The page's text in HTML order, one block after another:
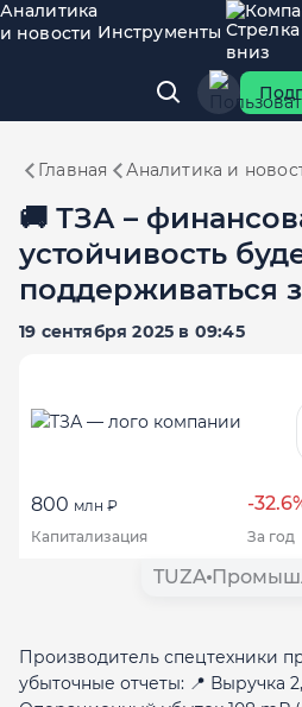
Аналитика
и новости Инструменты
Главная Аналитика и
🚚 ТЗА –
устойчивость
поддерживаться
19 сентября 2025 в 09:45
800 млн ₽ -
Капитализация За год
TUZA
Производитель спецтехники
убыточные отчеты: 📍 Выручка